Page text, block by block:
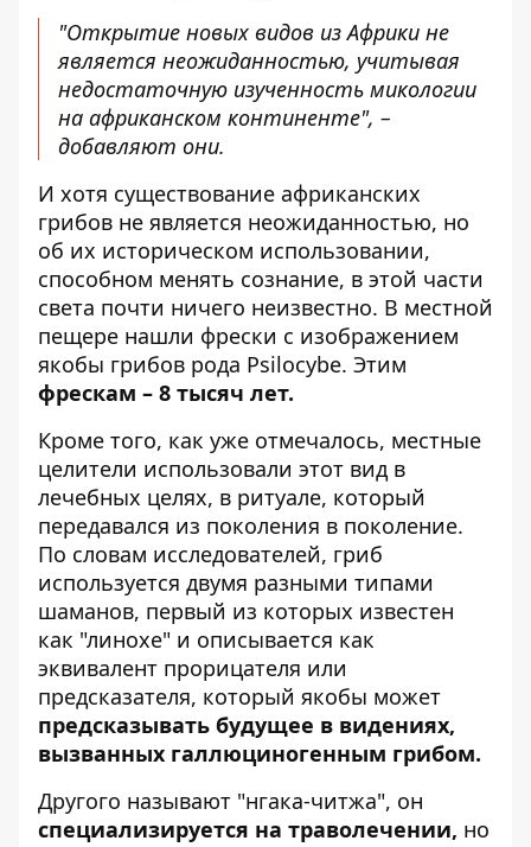
"Открытие новых видов из Африки не
является неожиданностью, учитывая
недостаточную изученность микологии
на африканском континенте", –
добавляют они.
И хотя существование африканских
грибов не является неожиданностью, но
об их историческом использовании,
способном менять сознание, в этой части
света почти ничего неизвестно. В местной
пещере нашли фрески с изображением
якобы грибов рода Psilocybe. Этим
фрескам – 8 тысяч лет.
Кроме того, как уже отмечалось, местные
целители использовали этот вид в
лечебных целях, в ритуале, который
передавался из поколения в поколение.
По словам исследователей, гриб
используется двумя разными типами
шаманов, первый из которых известен
как "линохе" и описывается как
эквивалент прорицателя или
предсказателя, который якобы может
предсказывать будущее в видениях,
вызванных галлюциногенным грибом.
Другого называют "нгака-читжа", он
специализируется на траволечении, но